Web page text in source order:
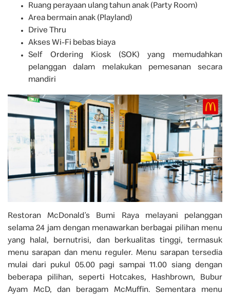
Ruang perayaan ulang tahun anak (Party Room)
Area bermain anak (Playland)
Drive Thru
Akses Wi-Fi bebas biaya
Self Ordering Kiosk (SOK) yang memudahkan
pelanggan dalam melakukan pemesanan secara
mandiri
Restoran McDonald’s Bumi Raya melayani pelanggan
selama 24 jam dengan menawarkan berbagai pilihan menu
yang halal, bernutrisi, dan berkualitas tinggi, termasuk
menu sarapan dan menu reguler. Menu sarapan tersedia
mulai dari pukul 05.00 pagi sampai 11.00 siang dengan
beberapa pilihan, seperti Hotcakes, Hashbrown, Bubur
Ayam McD, dan beragam McMuffin. Sementara menu